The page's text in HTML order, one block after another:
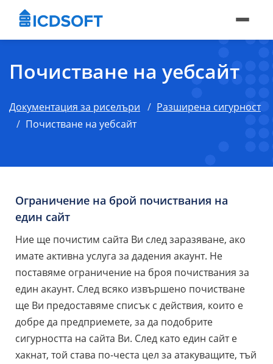
Почистване на уебсайт
Документация за риселъри
Разширена сигурност
Почистване на уебсайт
Ограничение на брой почиствания на
един сайт
Ние ще почистим сайта Ви след заразяване, ако
имате активна услуга за дадения акаунт. Не
поставяме ограничение на броя почиствания за
един акаунт. След всяко извършено почистване
ще Ви предоставяме списък с действия, които е
добре да предприемете, за да подобрите
сигурността на сайта Ви. След като един сайт е
хакнат, той става по-честа цел за атакуващите, тъй